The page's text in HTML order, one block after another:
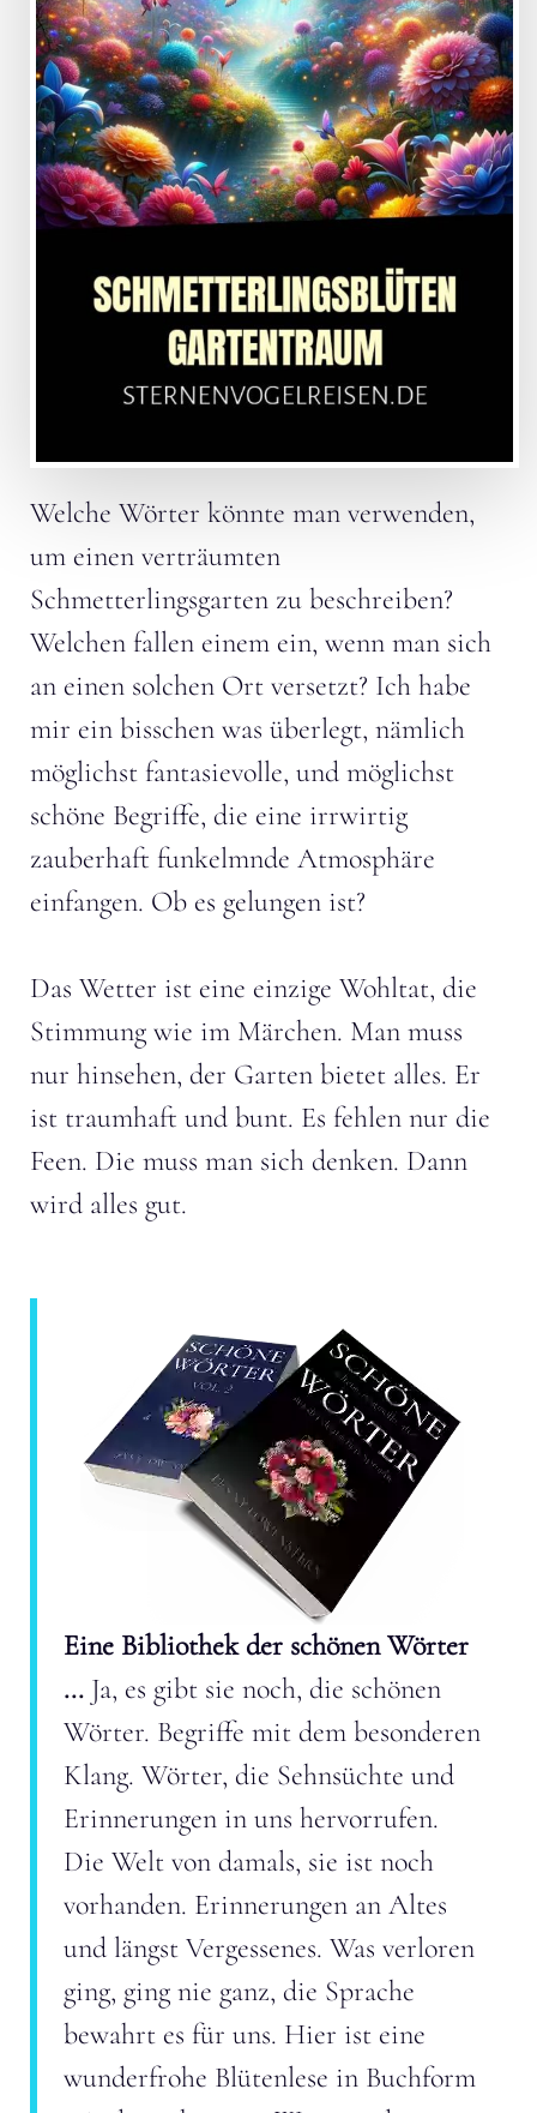
Welche Wörter könnte man verwenden,
um einen verträumten
Schmetterlingsgarten zu beschreiben?
Welchen fallen einem ein, wenn man sich
an einen solchen Ort versetzt? Ich habe
mir ein bisschen was überlegt, nämlich
möglichst fantasievolle, und möglichst
schöne Begriffe, die eine irrwirtig
zauberhaft funkelmnde Atmosphäre
einfangen. Ob es gelungen ist?
Das Wetter ist eine einzige Wohltat, die
Stimmung wie im Märchen. Man muss
nur hinsehen, der Garten bietet alles. Er
ist traumhaft und bunt. Es fehlen nur die
Feen. Die muss man sich denken. Dann
wird alles gut.
Eine Bibliothek der schönen Wörter
... Ja, es gibt sie noch, die schönen
Wörter. Begriffe mit dem besonderen
Klang. Wörter, die Sehnsüchte und
Erinnerungen in uns hervorrufen.
Die Welt von damals, sie ist noch
vorhanden. Erinnerungen an Altes
und längst Vergessenes. Was verloren
ging, ging nie ganz, die Sprache
bewahrt es für uns. Hier ist eine
wunderfrohe Blütenlese in Buchform